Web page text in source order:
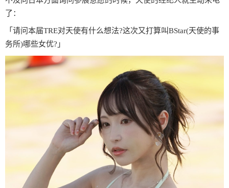
了：
「请问本届TRE对天使有什么想法?这次又打算叫BStar(天使的事
务所)哪些女优?」